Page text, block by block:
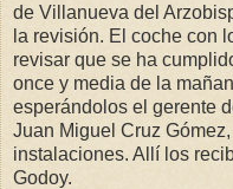
de Villanueva del
la revisión. El coche con
revisar que se ha
once y media de la
esperándolos el gerente
Juan Miguel Cruz
instalaciones. Allí los
Godoy.